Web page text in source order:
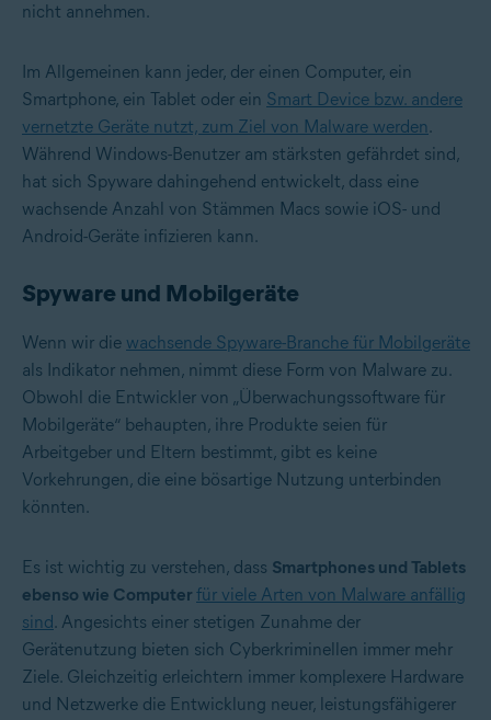
nicht annehmen.
Im Allgemeinen kann jeder, der einen Computer, ein
Smartphone, ein Tablet oder ein Smart Device bzw. andere
vernetzte Geräte nutzt, zum Ziel von Malware werden.
Während Windows-Benutzer am stärksten gefährdet sind,
hat sich Spyware dahingehend entwickelt, dass eine
wachsende Anzahl von Stämmen Macs sowie iOS- und
Android-Geräte infizieren kann.
Spyware und Mobilgeräte
Wenn wir die wachsende Spyware-Branche für Mobilgeräte
als Indikator nehmen, nimmt diese Form von Malware zu.
Obwohl die Entwickler von „Überwachungssoftware für
Mobilgeräte“ behaupten, ihre Produkte seien für
Arbeitgeber und Eltern bestimmt, gibt es keine
Vorkehrungen, die eine bösartige Nutzung unterbinden
könnten.
Es ist wichtig zu verstehen, dass Smartphones und Tablets
ebenso wie Computer für viele Arten von Malware anfällig
sind. Angesichts einer stetigen Zunahme der
Gerätenutzung bieten sich Cyberkriminellen immer mehr
Ziele. Gleichzeitig erleichtern immer komplexere Hardware
und Netzwerke die Entwicklung neuer, leistungsfähigerer